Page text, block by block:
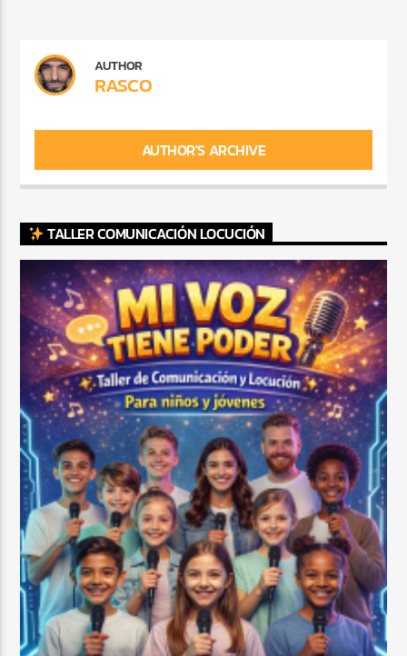
AUTHOR
RASCO
AUTHOR'S ARCHIVE
TALLER COMUNICACIÓN LOCUCIÓN